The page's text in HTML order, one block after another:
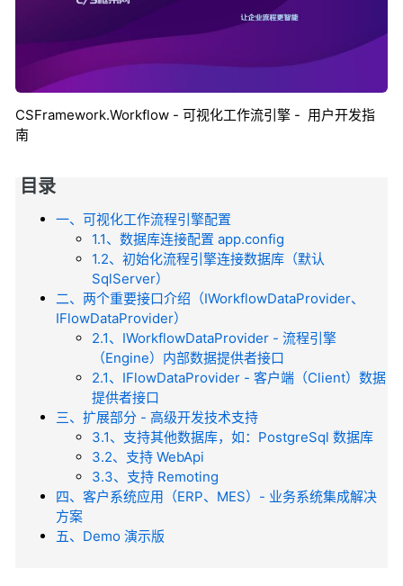
CSFramework.Workflow - 可视化工作流引擎 - 用户开发指
南
目录
一、可视化工作流程引擎配置
1.1、数据库连接配置 app.config
1.2、初始化流程引擎连接数据库（默认
SqlServer）
二、两个重要接口介绍（IWorkflowDataProvider、
IFlowDataProvider）
2.1、IWorkflowDataProvider - 流程引擎
（Engine）内部数据提供者接口
2.1、IFlowDataProvider - 客户端（Client）数据
提供者接口
三、扩展部分 - 高级开发技术支持
3.1、支持其他数据库，如：PostgreSql 数据库
3.2、支持 WebApi
3.3、支持 Remoting
四、客户系统应用（ERP、MES）- 业务系统集成解决
方案
五、Demo 演示版